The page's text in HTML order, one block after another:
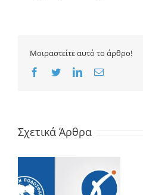
Μοιραστείτε αυτό το άρθρο!
Facebook
TwitterLinkedInEmail
Σχετικά Άρθρα